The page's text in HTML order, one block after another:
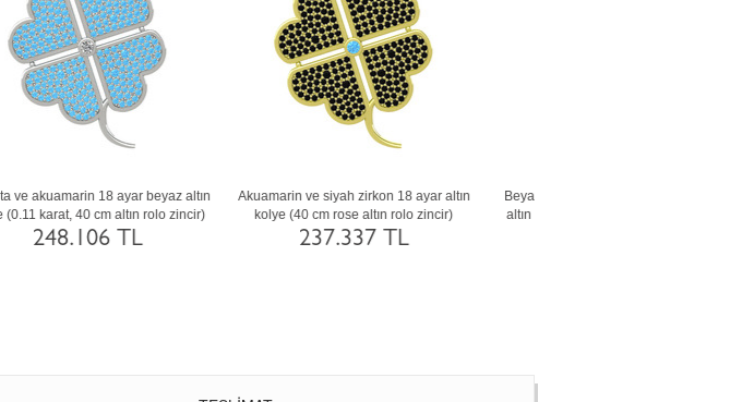
Kök zümrüt ve peridot 925 ayar siyah
rodyum kaplama gümüş kolye (40 cm
gümüş rolo zincir)
Dumanlı kuvars ve lab safir 925 ayar rose
altın kaplama gümüş kolye (40 cm beyaz
altın rolo zincir)